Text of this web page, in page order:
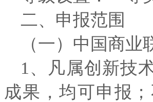
二、申报范围
（一）中国商
1、凡属创新技
成果，均可申报